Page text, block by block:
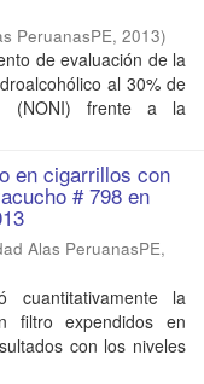
PeruanasPE, 2013)
de evaluación de la
al 30% de
(NONI) frente a la
en cigarrillos con
# 798 en
Alas PeruanasPE,
cuantitativamente la
filtro expendidos en
con los niveles